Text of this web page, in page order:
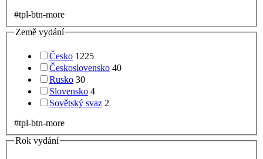
#tpl-btn-more
Země vydání
Česko 1225
Československo 40
Rusko 30
Slovensko 4
Sovětský svaz 2
#tpl-btn-more
Rok vydání